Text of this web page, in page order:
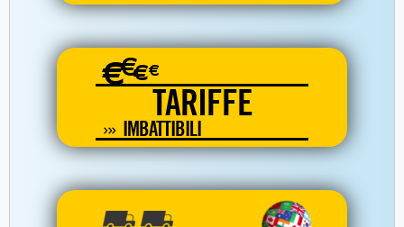
€€€€
TARIFFE
IMBATTIBILI